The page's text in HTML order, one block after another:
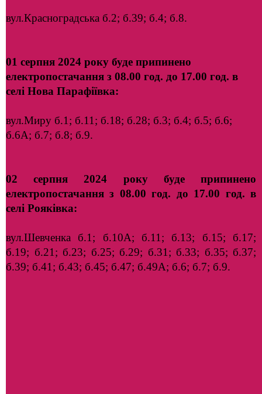
вул.Красноградська б.2; б.39; б.4; б.8.
01 серпня 2024 року буде припинено
електропостачання з 08.00 год. до 17.00 год. в
селі Нова Парафіївка:
вул.Миру б.1; б.11; б.18; б.28; б.3; б.4; б.5; б.6;
б.6А; б.7; б.8; б.9.
02 серпня 2024 року буде припинено
електропостачання з 08.00 год. до 17.00 год. в
селі Рояківка:
вул.Шевченка б.1; б.10А; б.11; б.13; б.15; б.17;
б.19; б.21; б.23; б.25; б.29; б.31; б.33; б.35; б.37;
б.39; б.41; б.43; б.45; б.47; б.49А; б.6; б.7; б.9.